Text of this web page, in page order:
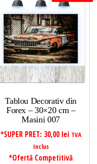
Tablou Decorativ din
Forex – 30×20 cm –
Masini 007
*SUPER PRET: 30,00 lei TVA
Inclus
*Ofertă Competitivă